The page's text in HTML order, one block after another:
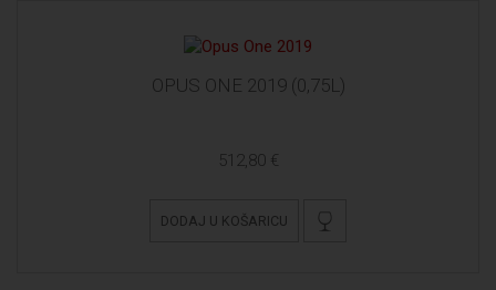
OPUS ONE 2019 (0,75L)
512,80 €
DODAJ U KOŠARICU